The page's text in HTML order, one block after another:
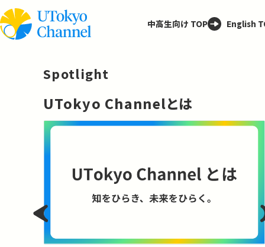
中高生向け TOP English
Spotlight
UTokyo Channelとは